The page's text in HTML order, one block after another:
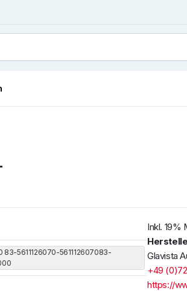
83-5611126070-561112607083-
Inkl. 19%
Glavista
+49
https://